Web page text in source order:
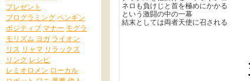
プレゼント
プログラミングペンギン
ポジティブ マナー モグラ
モリズム ヨガ ライオン
リス リャマ リラックス
リンク レシピ
レミオロメン ローカル
ネロも負けじと首を極めにかかる
という激闘の中の一幕
結末としては両者天使に召される